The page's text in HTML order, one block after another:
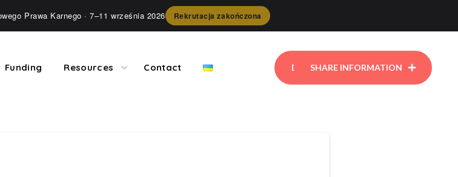
Prawa Karnego · 7–11 września 2026 Rekrutacja zakończona
Funding Resources Contact DONATESHARE INFORMATION